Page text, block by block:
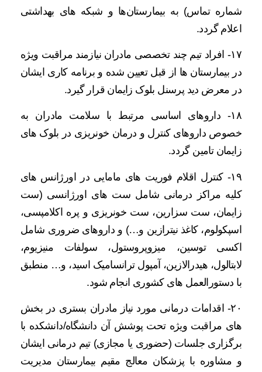
شماره تماس) به بیمارستان‌ها و شبکه ‌های بهداشتی
اعلام گردد.
۱۷- افراد تیم چند تخصصی مادران نیازمند مراقبت ویژه
در بیمارستان ها از قبل تعیین شده و برنامه کاری ایشان
در معرض دید پرسنل بلوک زایمان قرار گیرد.
۱۸- داروهای اساسی مرتبط با سلامت مادران به
خصوص داروهای کنترل و درمان خونریزی در بلوک های
زایمان تامین گردد.
۱۹- کنترل اقلام فوریت های مامایی در اورژانس های
کلیه مراکز درمانی شامل ست های اورژانسی (ست
زایمان، ست سزارین، ست خونریزی و پره اکلامپسی،
اسپکولوم، کاغذ نیترازین و…) و داروهای ضروری شامل
اکسی توسین، میزوپروستول، سولفات منیزیوم،
لابتالول، هیدرالازین، آمپول ترانسامیک اسید، و… منطبق
با دستورالعمل های کشوری انجام شود.
۲۰- اقدامات درمانی مورد نیاز مادران بستری در بخش
های مراقبت ویژه تحت پوشش آن دانشگاه/دانشکده با
برگزاری جلسات (حضوری یا مجازی) تیم درمانی ایشان
و مشاوره با پزشکان معالج مقیم بیمارستان مدیریت